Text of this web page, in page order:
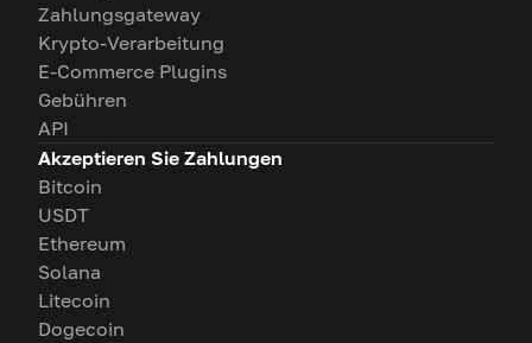
Zahlungsgateway
Krypto-Verarbeitung
E-Commerce Plugins
Gebühren
API
Akzeptieren Sie Zahlungen
Bitcoin
USDT
Ethereum
Solana
Litecoin
Dogecoin